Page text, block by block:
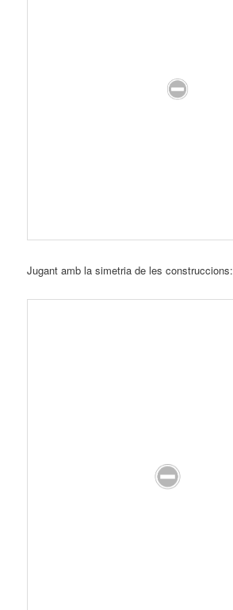
Jugant amb la simetria de les construccions: